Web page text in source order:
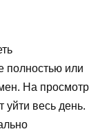
полностью или
На просмотр
уйти весь день.